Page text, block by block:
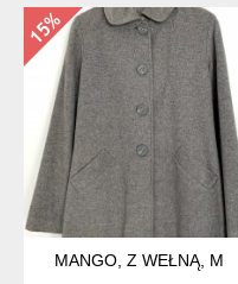
MANGO, Z WEŁNĄ, M